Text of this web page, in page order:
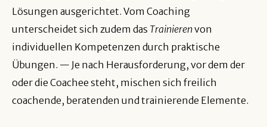
Lösungen ausgerichtet. Vom Coaching
unterscheidet sich zudem das Trainierenvon
individuellen Kompetenzen durch praktische
Übungen. — Je nach Herausforderung, vor dem der
oder die Coachee steht, mischen sich freilich
coachende, beratenden und trainierende Elemente.